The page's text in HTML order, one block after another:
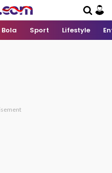
Bola Sport Lifestyle